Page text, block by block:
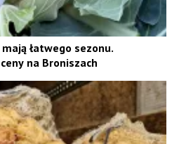
łatwego sezonu.
na Broniszach